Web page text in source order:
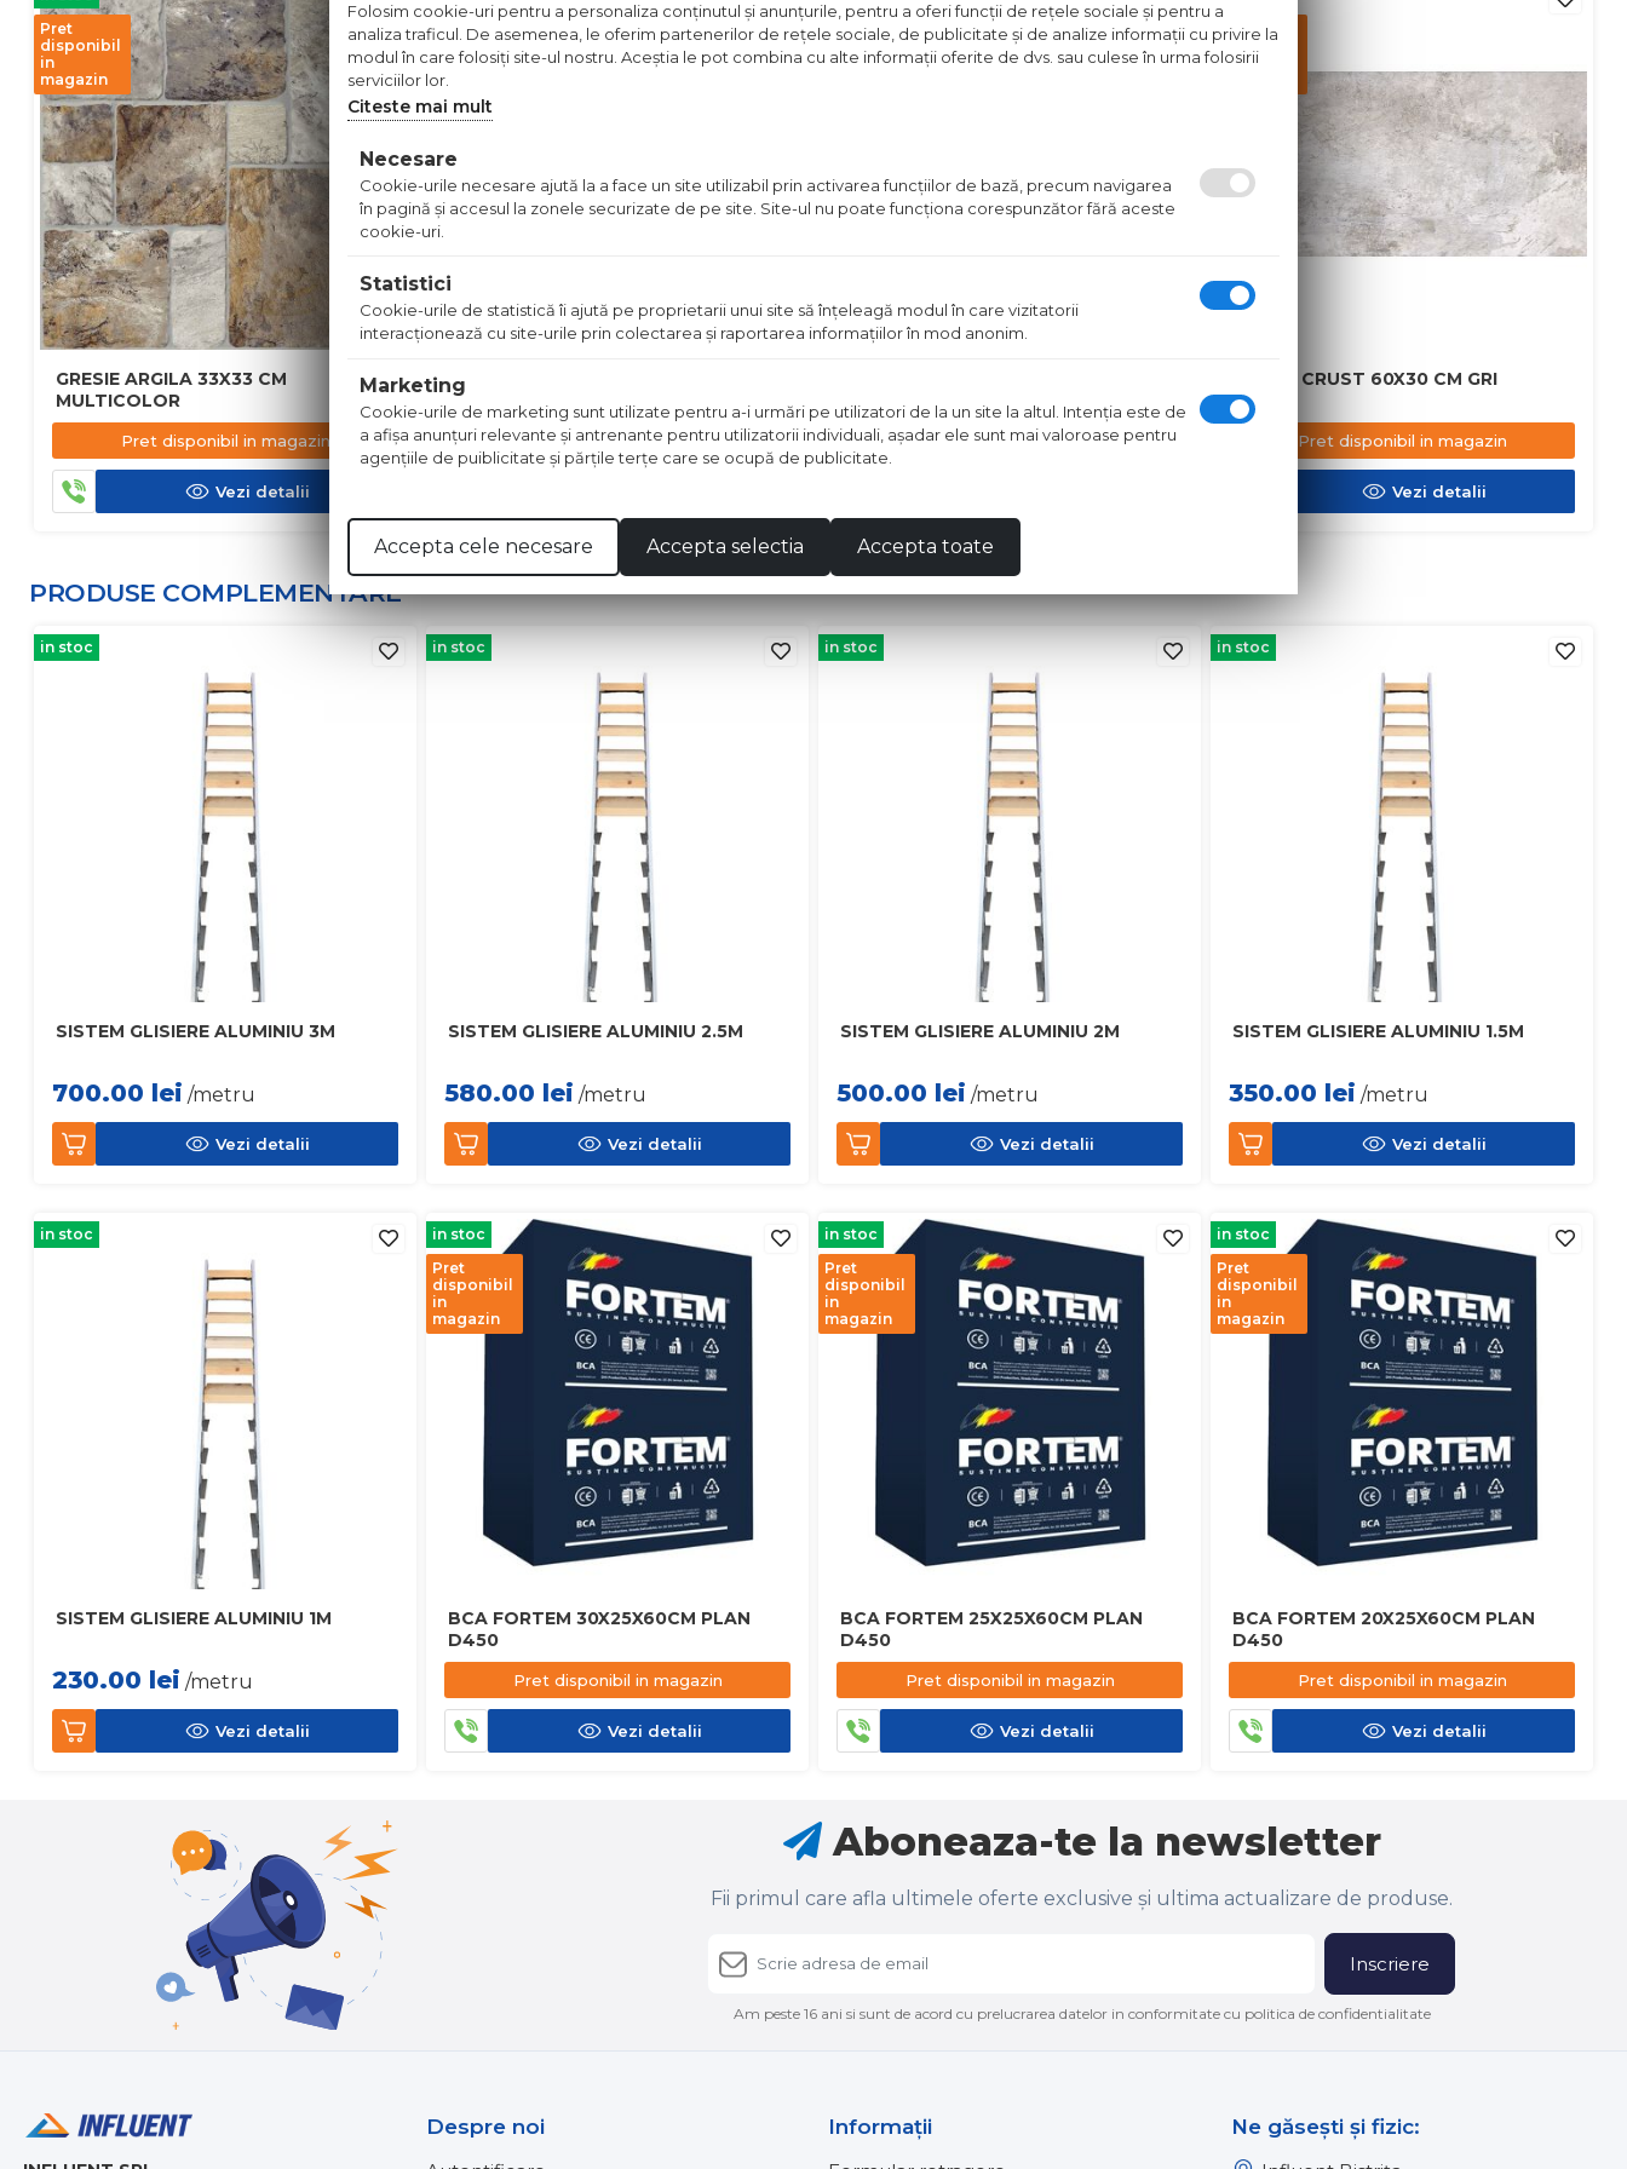
Pret
disponibil
in
magazin
GRESIE ARGILA 33X33 CM
MULTICOLOR
Pret disponibil in magazin
Vezi detalii
FAIANTA OPERA 50X20 CM MARO
41.90 lei /m2
Pret
disponibil
in
Pret disponibil in magazin
Pret
disponibil
in
GRESIE CRUST 60X30 CM GRI
Pret disponibil in magazin
Vezi detalii
PRODUSE COMPLEMENTARE
in stoc
SISTEM GLISIERE ALUMINIU 3M
700.00 lei /metru
Vezi detalii
in stoc
SISTEM GLISIERE ALUMINIU 2.5M
580.00 lei /metru
Vezi detalii
in stoc
SISTEM GLISIERE ALUMINIU 2M
500.00 lei /metru
Vezi detalii
in stoc
SISTEM GLISIERE ALUMINIU 1.5M
350.00 lei /metru
Vezi detalii
in stoc
SISTEM GLISIERE ALUMINIU 1M
230.00 lei /metru
Vezi detalii
in stoc
Pret
disponibil
in
magazin
BCA FORTEM 30X25X60CM PLAN
D450
Pret disponibil in magazin
Vezi detalii
in stoc
Pret
disponibil
in
magazin
BCA FORTEM 25X25X60CM PLAN
D450
Pret disponibil in magazin
Vezi detalii
in stoc
Pret
disponibil
in
magazin
BCA FORTEM 20X25X60CM PLAN
D450
Pret disponibil in magazin
Vezi detalii
Aboneaza-te la newsletter
Fii primul care afla ultimele oferte exclusive și ultima actualizare de produse.
Inscriere
Am peste 16 ani si sunt de acord cu prelucrarea datelor in conformitate cu politica de confidentialitate
Despre noi Informaţii Ne găsești și fizic:
Folosim cookie-uri pentru a personaliza conținutul și anunțurile, pentru a oferi funcții de rețele sociale și pentru a
analiza traficul. De asemenea, le oferim partenerilor de rețele sociale, de publicitate și de analize informații cu privire la
modul în care folosiți site-ul nostru. Aceștia le pot combina cu alte informații oferite de dvs. sau culese în urma folosirii
serviciilor lor.
Citeste mai mult
Necesare
Cookie-urile necesare ajută la a face un site utilizabil prin activarea funcţiilor de bază, precum navigarea
în pagină şi accesul la zonele securizate de pe site. Site-ul nu poate funcţiona corespunzător fără aceste
cookie-uri.
Statistici
Cookie-urile de statistică îi ajută pe proprietarii unui site să înţeleagă modul în care vizitatorii
interacţionează cu site-urile prin colectarea şi raportarea informaţiilor în mod anonim.
Marketing
Cookie-urile de marketing sunt utilizate pentru a-i urmări pe utilizatori de la un site la altul. Intenţia este de
a afişa anunţuri relevante şi antrenante pentru utilizatorii individuali, aşadar ele sunt mai valoroase pentru
agenţiile de puiblicitate şi părţile terţe care se ocupă de publicitate.
Accepta cele necesare Accepta selectia Accepta toate